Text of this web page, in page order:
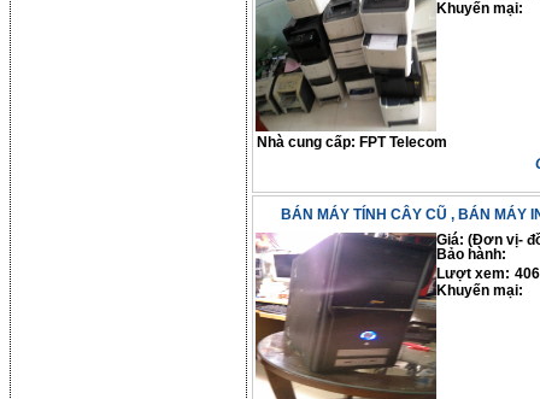
Khuyến mại:
Nhà cung cấp: FPT Telecom
BÁN MÁY TÍNH CÂY CŨ , BÁN MÁY
Giá: (Đơn vị-
Bảo hành:
Lượt xem:
Khuyến mại: